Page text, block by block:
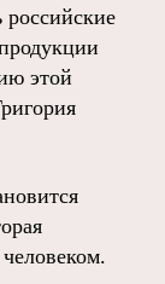
российские
этой